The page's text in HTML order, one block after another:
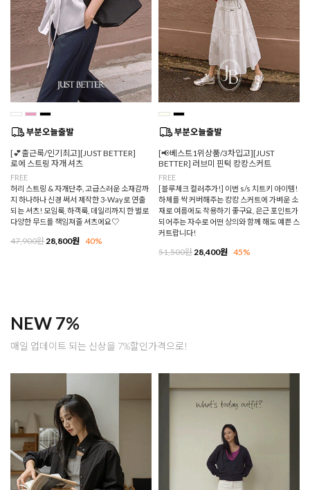
[💕출근룩/인기최고][JUST BETTER]
로에 스트링 자개 셔츠
FREE
허리 스트링 & 자개단추, 고급스러운 소재감까
지 하나하나 신경 써서 제작한 3-Way로 연출
되는 셔츠! 모임룩, 하객룩, 데일리까지 한 벌로
다양한 무드를 책임져줄 셔츠에요♡
47,900원28,800원 40%
[📢베스트1위상품/3차입고][JUST
BETTER] 러브미 핀턱 캉캉스커트
FREE
[블루체크 컬러추가!] 이번 s/s 치트키 아이템!
하체를 싹 커버해주는 캉캉 스커트에 가벼운 소
재로 여름에도 착용하기 좋구요, 은근 포인트가
되어주는 자수로 어떤 상의와 함께 해도 예쁜 스
커트랍니다!
51,500원28,400원 45%
NEW 7%
매일 업데이트 되는 신상을 7%할인가격으로!